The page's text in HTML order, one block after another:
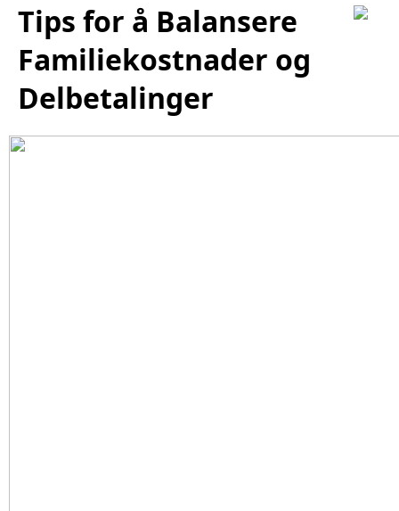
Tips for å Balansere
Familiekostnader og
Delbetalinger